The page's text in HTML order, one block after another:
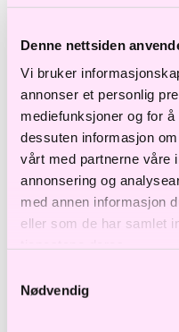
Denne nettsiden
Vi bruker
annonser et personlig
mediefunksjoner og for
dessuten informasjon
vårt med partnerne våre
annonsering og
med annen informasjon
eller som de har samlet
Nødvendig